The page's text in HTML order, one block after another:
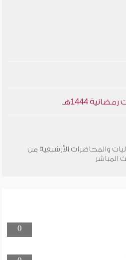
1444هـ
والمحاضرات الأرشيفية من
المباشر
0